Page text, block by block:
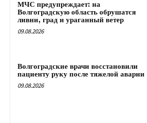
МЧС предупреждает: на
Волгоградскую область обрушатся
ливни, град и ураганный ветер
09.08.2026
Волгоградские врачи восстановили
пациенту руку после тяжелой аварии
09.08.2026